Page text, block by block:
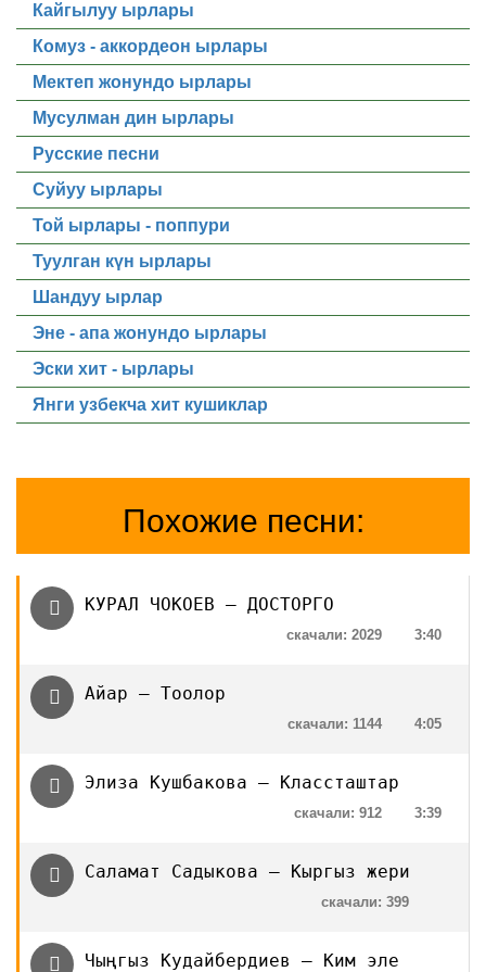
Кайгылуу ырлары
Комуз - аккордеон ырлары
Мектеп жонундо ырлары
Мусулман дин ырлары
Русские песни
Суйуу ырлары
Той ырлары - поппури
Туулган күн ырлары
Шандуу ырлар
Эне - апа жонундо ырлары
Эски хит - ырлары
Янги узбекча хит кушиклар
Похожие песни:
КУРАЛ ЧОКОЕВ — ДОСТОРГО
3:40
скачали: 2029
Айар — Тоолор
4:05
скачали: 1144
Элиза Кушбакова — Классташтар
3:39
скачали: 912
Саламат Садыкова — Кыргыз жери
скачали: 399
Чыңгыз Кудайбердиев — Ким эле